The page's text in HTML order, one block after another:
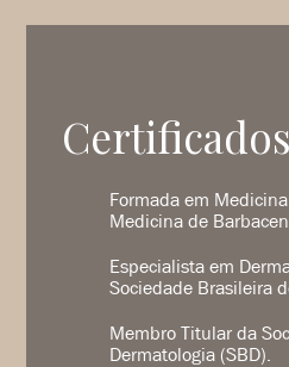
Certificados
Formada em
Medicina de
Especialista em
Sociedade Brasileira
Membro Titular da
Dermatologia (SBD).